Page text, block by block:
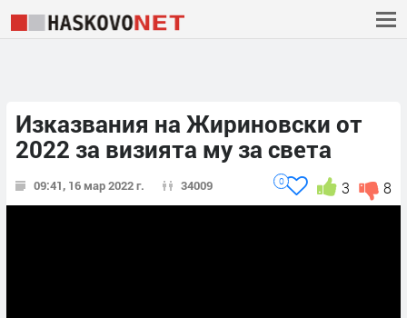
Изказвания на Жириновски от
2022 за визията му за света
09:41, 16 мар 2022 г. 34009 8
3
0